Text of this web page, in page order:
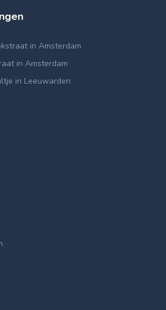
in Amsterdam
in Amsterdam
in Leeuwarden